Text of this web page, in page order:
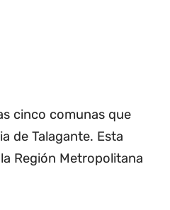
cinco comunas que
de Talagante. Esta
Región Metropolitana